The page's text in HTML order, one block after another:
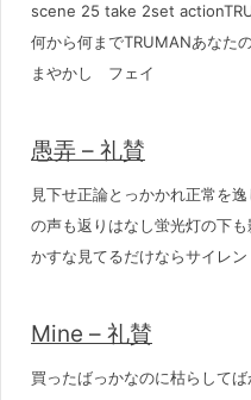
scene 25 take 2set
何から何までTRUMANあなた
まやかし フェイ
愚弄 – 礼賛
見下せ正論とっかかれ正常を
の声も返りはなし蛍光灯の下
かすな見てるだけならサイレ
Mine – 礼賛
買ったばっかなのに枯らして